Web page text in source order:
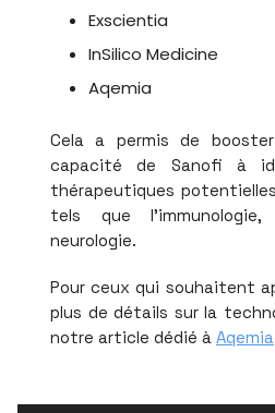
Exscientia
InSilico Medicine
Aqemia
Cela a permis de
capacité de Sanofi à
thérapeutiques
tels que
neurologie.
Pour ceux qui souhaitent
plus de détails sur la
notre article dédié à Aqemia